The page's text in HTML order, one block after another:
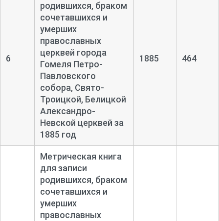
6
родившихся, браком
сочетавшихся и
умерших
православных
церквей города
Гомеля Петро-
Павловского
собора, Свято-
Троицкой, Белицкой
Александро-
Невской церквей за
1885 год
1885 464
Метрическая книга
для записи
родившихся, браком
сочетавшихся и
умерших
православных